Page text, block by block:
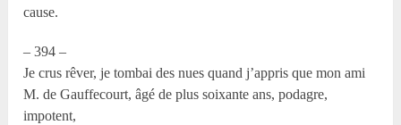
cause.
– 394 –
Je crus rêver, je tombai des nues quand j’appris que mon ami
M. de Gauffecourt, âgé de plus soixante ans, podagre,
impotent,